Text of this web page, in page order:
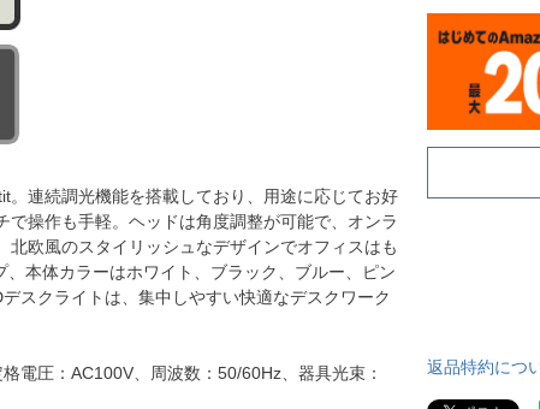
連続調光機能を搭載しており、用途に応じてお好
操作も手軽。ヘッドは角度調整が可能で、オンラ
欧風のスタイリッシュなデザインでオフィスはも
本体カラーはホワイト、ブラック、ブルー、ピン
スクライトは、集中しやすい快適なデスクワーク
電圧：AC100V、周波数：50/60Hz、器具光束：
返品特約につ